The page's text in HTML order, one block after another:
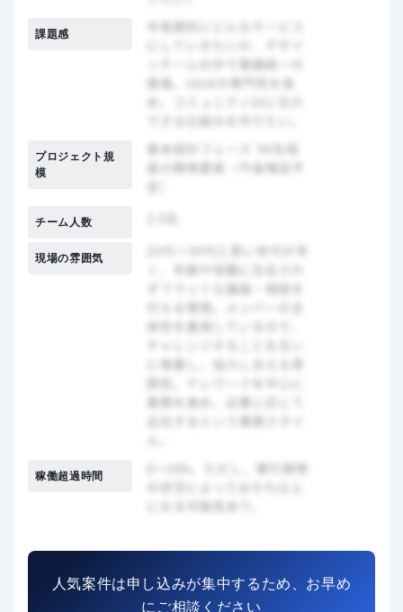
課題感
プロジェクト規
模
チーム人数
現場の雰囲気
稼働超過時間
人気案件は申し込みが集中するため、お早め
にご相談ください